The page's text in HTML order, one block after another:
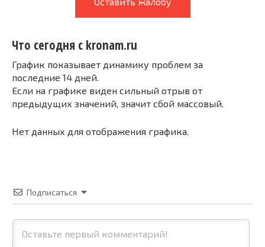
Что сегодня с kronam.ru
График показывает динамику проблем за
последние 14 дней.
Если на графике виден сильный отрыв от
предыдущих значений, значит сбой массовый.
Нет данных для отображения графика.
Подписаться